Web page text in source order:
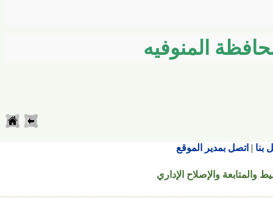
المنوفيه
| اتصل بمدير الموقع
والإصلاح الإداري